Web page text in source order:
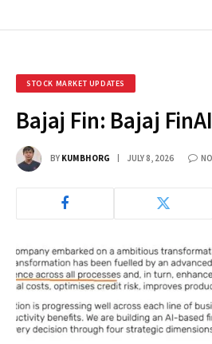
STOCK MARKET UPDATES
Bajaj Fin: Bajaj FinAI
BY KUMBHORG JULY 8, 2026